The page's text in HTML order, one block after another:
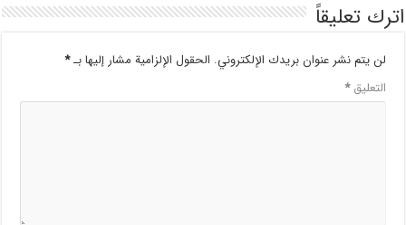
اترك تعليقاً
لن يتم نشر عنوان بريدك الإلكتروني. الحقول الإلزامية مشار إليها بـ*
التعليق*